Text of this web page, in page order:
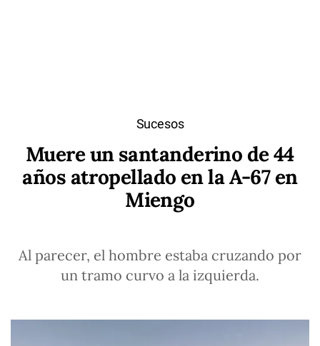
Sucesos
Muere un santanderino de 44
años atropellado en la A-67 en
Miengo
Al parecer, el hombre estaba cruzando por
un tramo curvo a la izquierda.